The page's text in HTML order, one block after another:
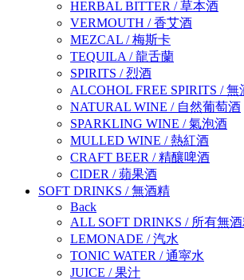
HERBAL BITTER /草本酒
VERMOUTH /香艾酒
MEZCAL /梅斯卡
TEQUILA /龍舌蘭
SPIRITS /烈酒
ALCOHOL FREE SPIRITS /無
NATURAL WINE / 自然葡萄酒
SPARKLING WINE /氣泡酒
MULLED WINE /熱紅酒
CRAFT BEER /精釀啤酒
CIDER /蘋果酒
SOFT DRINKS /無酒精
Back
ALL SOFT DRINKS / 所有無
LEMONADE /汽水
TONIC WATER /通寜水
JUICE /果汁